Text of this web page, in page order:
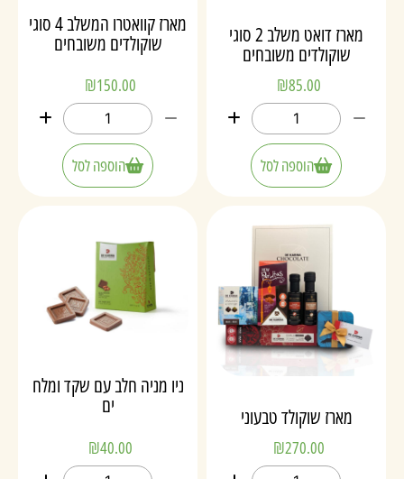
מארז דואט משלב 2 סוגי
שוקולדים משובחים
₪85.00
הוספה לסל
מארז קוואטרו המשלב 4 סוגי
שוקולדים משובחים
₪150.00
הוספה לסל
מארז שוקולד טבעוני
₪270.00
ניו מניה חלב עם שקד ומלח
ים
₪40.00